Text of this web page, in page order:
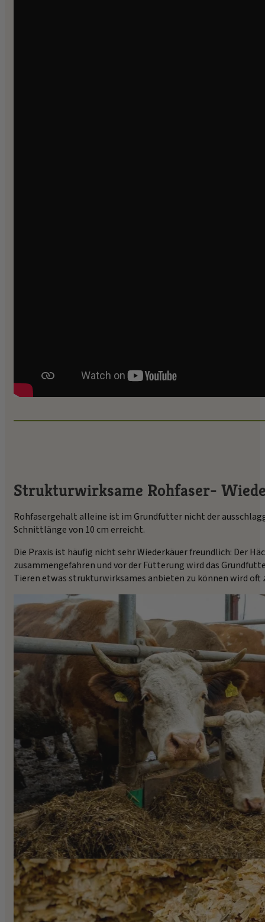
Strukturwirksame Rohfaser-
Rohfasergehalt alleine ist im Grundfutter nicht der
Schnittlänge von 10 cm erreicht.
Die Praxis ist häufig nicht sehr Wiederkäuer freundlich: Der
zusammengefahren und vor der Fütterung wird das
Tieren etwas strukturwirksames anbieten zu können wird